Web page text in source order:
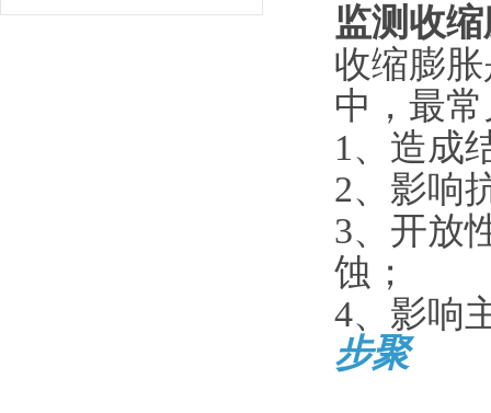
监测收
收缩膨
中，最
1、造成
2、影响
3、开放
蚀；
4、影响
步聚